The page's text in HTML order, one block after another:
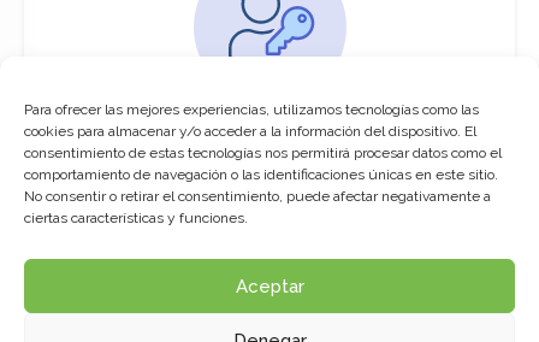
Para ofrecer las mejores experiencias, utilizamos tecnologías como las
cookies para almacenar y/o acceder a la información del dispositivo. El
consentimiento de estas tecnologías nos permitirá procesar datos como el
comportamiento de navegación o las identificaciones únicas en este sitio.
No consentir o retirar el consentimiento, puede afectar negativamente a
ciertas características y funciones.
Aceptar
You must be logged in to access this
course
This course is only available for registered
Click here to login